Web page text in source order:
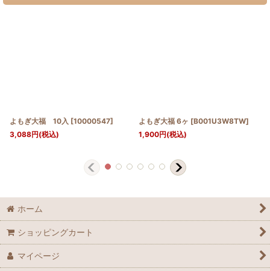
よもぎ大福 10入 [10000547]
3,088円(税込)
よもぎ大福 6ヶ [B001U3W8TW]
1,900円(税込)
ホーム
ショッピングカート
マイページ